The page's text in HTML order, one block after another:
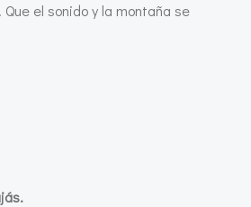
el sonido y la montaña se